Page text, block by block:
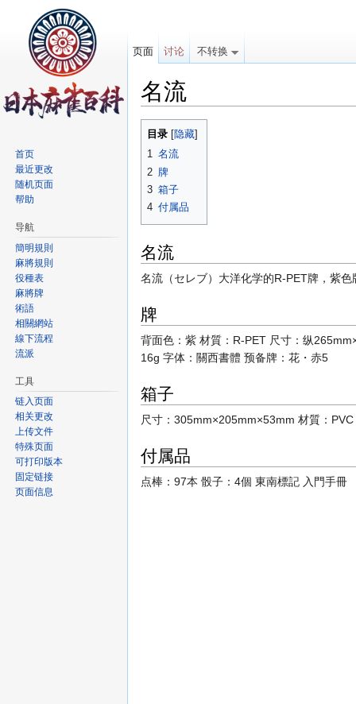
名流
目录 隐藏
1 名流
2 牌
3 箱子
4 付属品
名流
名流（セレブ）大洋化学的R-PET牌，紫色
牌
背面色：紫 材質：R-PET 尺寸：纵
16g 字体：關西書體 预备牌：花・赤5
箱子
尺寸：305mm×205mm×53mm 材質：
付属品
点棒：97本 骰子：4個 東南標記 入門手冊
页面 讨论 不转换
首页
最近更改
随机页面
帮助
导航
簡明規則
麻將規則
役種表
麻將牌
術語
相關網站
線下流程
流派
工具
链入页面
相关更改
上传文件
特殊页面
可打印版本
固定链接
页面信息